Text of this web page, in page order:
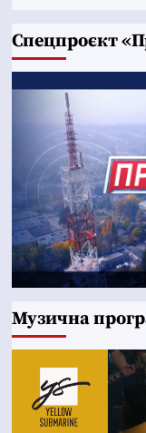
Cпецпроєкт
Музична